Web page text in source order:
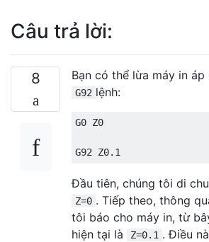
Câu trả lời:
8 Bạn có thể lừa máy in
G92 lệnh:
G0 Z0
Đầu tiên, chúng tôi di
Z=0 . Tiếp theo, thông
tôi báo cho máy in, từ
hiện tại là
Z=0.1 . Điều